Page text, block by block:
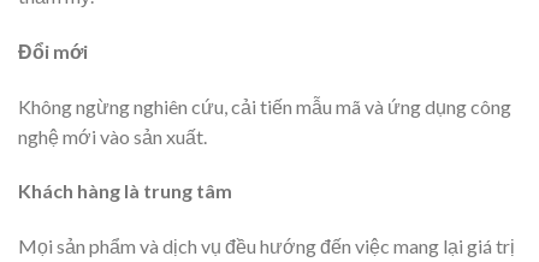
Đổi mới
Không ngừng nghiên cứu, cải tiến mẫu mã và ứng dụng công
nghệ mới vào sản xuất.
Khách hàng là trung tâm
Mọi sản phẩm và dịch vụ đều hướng đến việc mang lại giá trị